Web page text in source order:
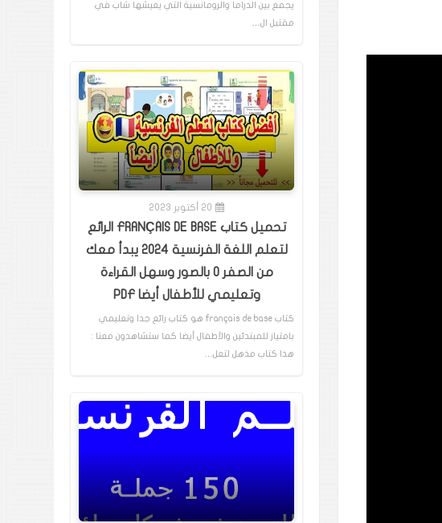
يجمع بين الدراما والرومانسية التي يعيشها شاب في
مقتبل ال…
20 أكتوبر 2023
تحميل كتاب FRANÇAIS DE BASE الرائع
لتعلم اللغة الفرنسية 2024 يبدأ معك
من الصفر 0 بالصور وسهل القراءة
وتعليمي للأطفال أيضا PDF
كتاب français de base هو كتاب رائع جدا وتعليمي
بامتياز للمبتدئين والأطفال أيضا كما ستشاهدون معنا :
هذا كتاب مذهل لتعل…